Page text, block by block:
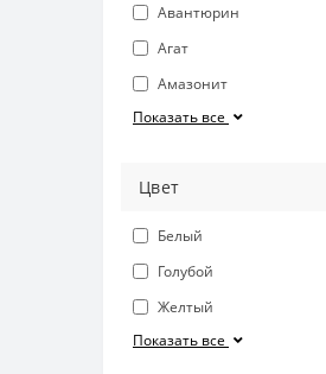
Авантюрин
Агат
Амазонит
Показать все
Цвет
Белый
Голубой
Желтый
Показать все